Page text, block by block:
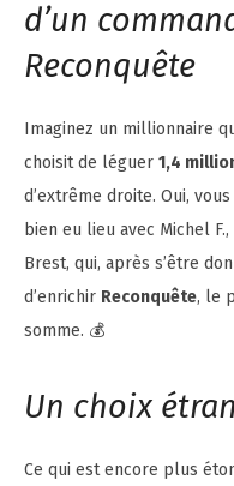
d’un
Reconquête
Imaginez un millionnaire
choisit de léguer 1,4
d’extrême droite. Oui,
bien eu lieu avec Michel
Brest, qui, après s’être
d’enrichir Reconquête, le
somme. 💰
Un choix
Ce qui est encore plus